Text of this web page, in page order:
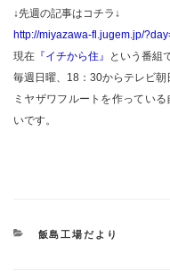
↓先週の記事はコチラ↓
http://miyazawa-fl.jugem.jp/
現在 『イチから住』
という番組
毎週日曜、18：30からテレビ朝
ミヤザワフルートを作ってい
いです。
カ
飯島工場だより